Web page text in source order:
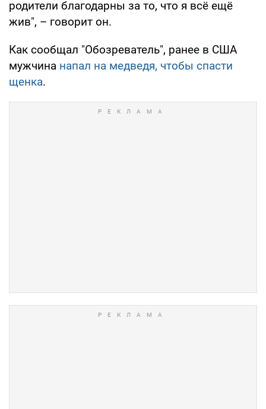
родители благодарны за то, что я всё ещё
жив", – говорит он.
Как сообщал "Обозреватель", ранее в США
мужчина напал на медведя, чтобы спасти
щенка.